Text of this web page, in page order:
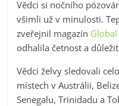
Vědci si nočního
všimli už v minulosti.
zveřejnil magazín
odhalila četnost a
Vědci želvy sledovali
místech v Austrálii,
Senegalu, Trinidadu a